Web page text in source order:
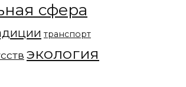
сфера
транспорт
экология